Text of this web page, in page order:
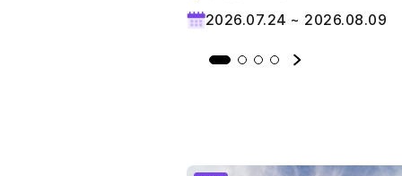
2026.07.24 ~ 2026.08.09